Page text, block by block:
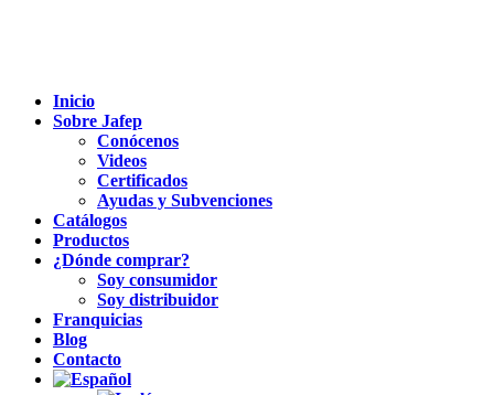
Inicio
Sobre Jafep
Conócenos
Videos
Certificados
Ayudas y Subvenciones
Catálogos
Productos
¿Dónde comprar?
Soy consumidor
Soy distribuidor
Franquicias
Blog
Contacto